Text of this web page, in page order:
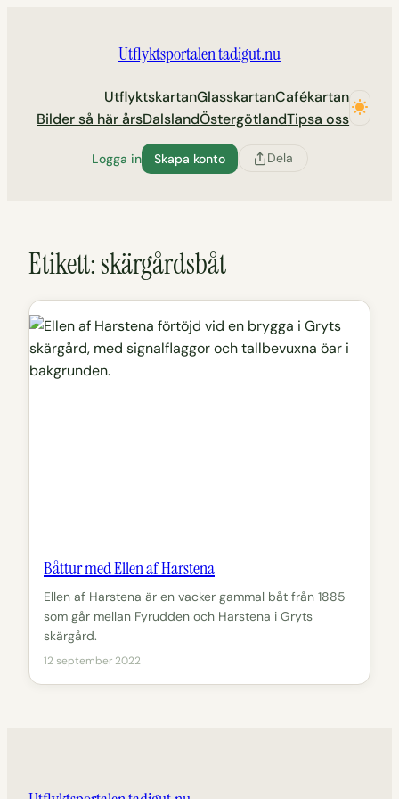
Utflyktsportalen tadigut.nu
UtflyktskartanGlasskartanCafékartan
Bilder så här årsDalslandÖstergötlandTipsa oss
Logga in Skapa konto Dela
Etikett:skärgårdsbåt
Båttur med Ellen af Harstena
Ellen af Harstena är en vacker gammal båt från 1885
som går mellan Fyrudden och Harstena i Gryts
skärgård.
12 september 2022